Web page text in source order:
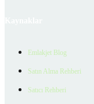
Emlakjet Blog
Satın Alma Rehberi
Satıcı Rehberi